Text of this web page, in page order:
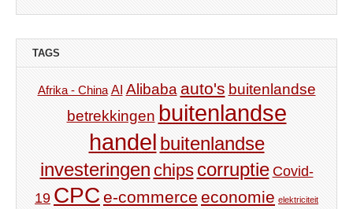
TAGS
Afrika - China AI Alibaba auto's buitenlandse
betrekkingen buitenlandse
handel buitenlandse
investeringen chips corruptie Covid-
19 CPC e-commerce economie elektriciteit